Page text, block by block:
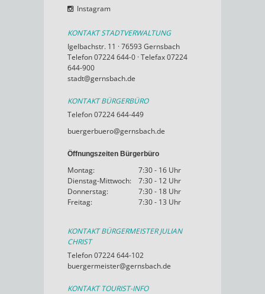
Instagram
KONTAKT STADTVERWALTUNG
Igelbachstr. 11 · 76593 Gernsbach
Telefon 07224 644-0 · Telefax 07224
644-900
stadt@gernsbach.de
KONTAKT BÜRGERBÜRO
Telefon 07224 644-449
buergerbuero@gernsbach.de
Öffnungszeiten Bürgerbüro
Montag:
7:30 - 16 Uhr
Dienstag-Mittwoch:
7:30 - 12 Uhr
Donnerstag:
7:30 - 18 Uhr
Freitag:
7:30 - 13 Uhr
KONTAKT BÜRGERMEISTER JULIAN
CHRIST
Telefon 07224 644-102
buergermeister@gernsbach.de
KONTAKT TOURIST-INFO